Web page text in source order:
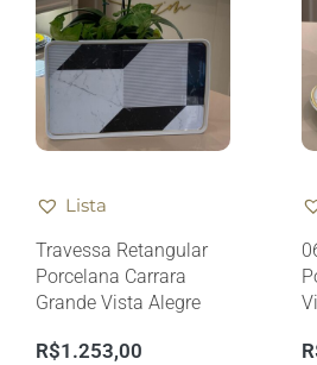
Lista
Travessa Retangular
Porcelana Carrara
Grande Vista Alegre
R$1.253,00